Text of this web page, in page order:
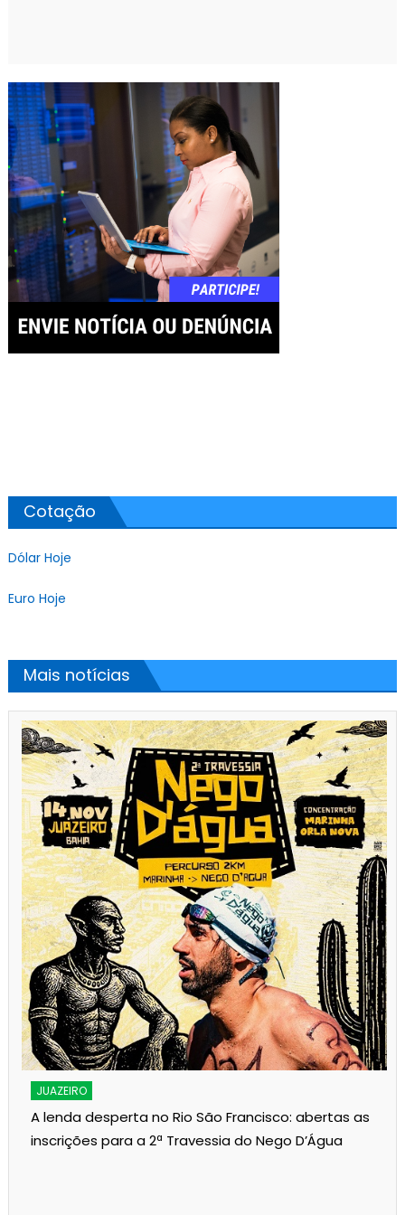
Cotação
Dólar Hoje
Euro Hoje
Mais notícias
JUAZEIRO
A lenda desperta no Rio São Francisco: abertas as
inscrições para a 2ª Travessia do Nego D’Água